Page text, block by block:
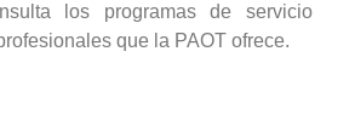
los programas de servicio
que la PAOT ofrece.